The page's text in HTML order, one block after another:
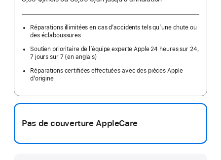
Réparations illimitées en cas d’accidents tels qu’une chute ou
des éclaboussures
Soutien prioritaire de l’équipe experte Apple 24 heures sur 24,
7 jours sur 7 (en anglais)
Réparations certifiées effectuées avec des pièces Apple
d’origine
Pas de couverture AppleCare